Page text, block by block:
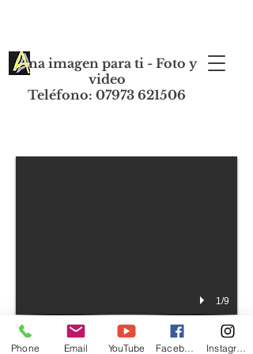
Una imagen para ti - Foto y
video
Teléfono: 07973 621506
1/9
Phone Email YouTube